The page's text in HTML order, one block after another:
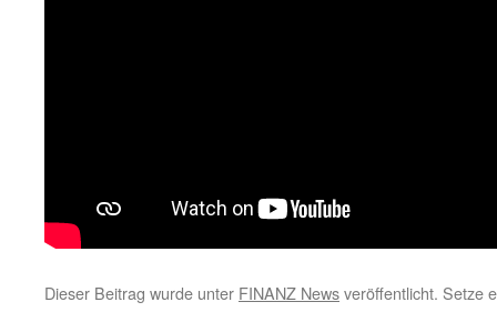
Dieser Beitrag wurde unter FINANZ Newsveröffentlicht. Setze